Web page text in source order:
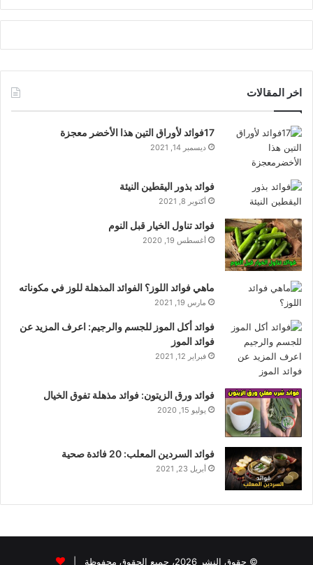
اخر المقالات
17فوائد لأوراق التين هذا الأخضر معجزة
ديسمبر 14, 2021
فوائد بذور اليقطين النيئة
أكتوبر 8, 2021
فوائد تناول الخيار قبل النوم
أغسطس 19, 2020
ماهي فوائد اللوز؟ الفوائد المذهلة للوز في مكوناته
مارس 19, 2021
فوائد أكل الموز للجسم والرجيم: اعرف المزيد عن
فوائد الموز
فبراير 12, 2021
فوائد ورق الزيتون: فوائد مذهلة تفوق الخيال
يوليو 15, 2020
فوائد السردين المعلب: 20 فائدة صحية
أبريل 23, 2021
© حقوق النشر 2026، جميع الحقوق محفوظة |